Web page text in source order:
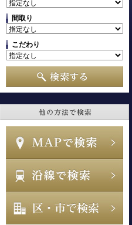
間取り
こだわり